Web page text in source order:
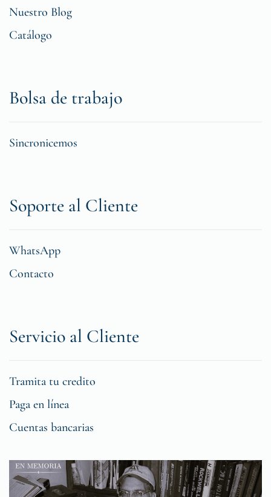
Nuestro Blog
Catálogo
Bolsa de trabajo
Sincronicemos
Soporte al Cliente
WhatsApp
Contacto
Servicio al Cliente
Tramita tu credito
Paga en línea
Cuentas bancarias